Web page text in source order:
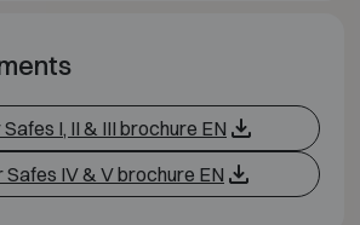
Safes I, II & III brochure EN
Safes IV & V brochure EN